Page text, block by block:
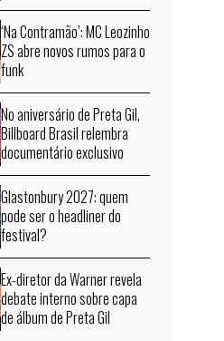
‘Na Contramão’: MC Leozinho
ZS abre novos rumos para o
funk
No aniversário de Preta Gil,
Billboard Brasil relembra
documentário exclusivo
Glastonbury 2027: quem
pode ser o headliner do
festival?
Ex-diretor da Warner revela
debate interno sobre capa
de álbum de Preta Gil